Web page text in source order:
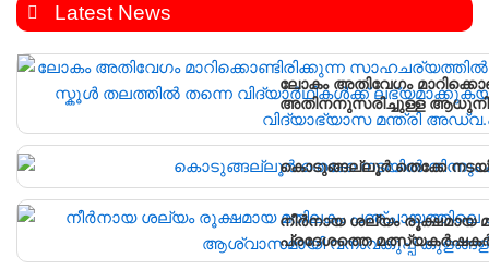
Latest News
ലോകം അതിവേഗം
അതിനനുസരിച്ചുള്ള
വിദ്യാർഥികൾക്ക്
വിദ്യാഭ്യാസ മന്ത്രി
കൊടുങ്ങല്ലൂർ തെക്കേ
നീർനായ ശല്യം രൂക്ഷമായ
പ്രദേശത്തെ
കൂടുകൾ സ്ഥാപിച്ചു.